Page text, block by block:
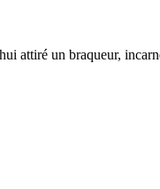
attiré un braqueur,